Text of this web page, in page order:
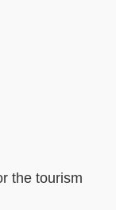
the tourism